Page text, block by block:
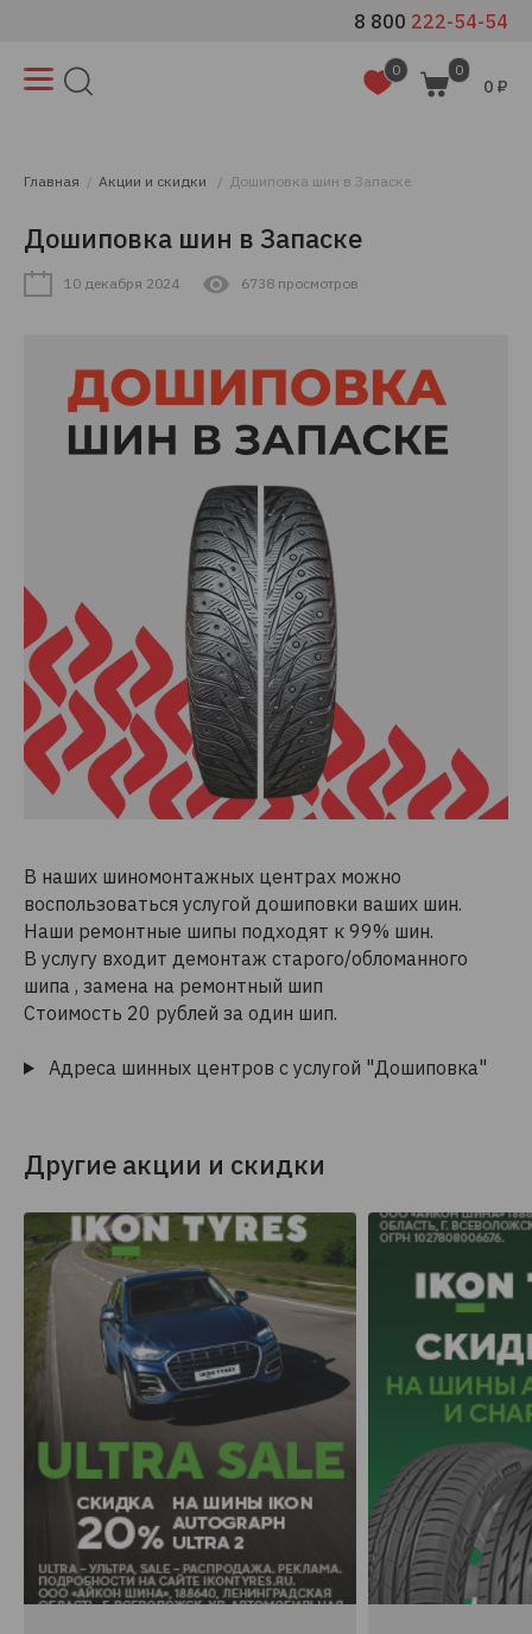
8 800 222-54-54
0 0
0 ₽
Главная Акции и скидки Дошиповка шин в Запаске
Дошиповка шин в Запаске
10 декабря 2024 6738 просмотров
В наших шиномонтажных центрах можно
воспользоваться услугой дошиповки ваших шин.
Наши ремонтные шипы подходят к 99% шин.
В услугу входит демонтаж старого/обломанного
шипа , замена на ремонтный шип
Стоимость 20 рублей за один шип.
Адреса шинных центров с услугой "Дошиповка"
Другие акции и скидки